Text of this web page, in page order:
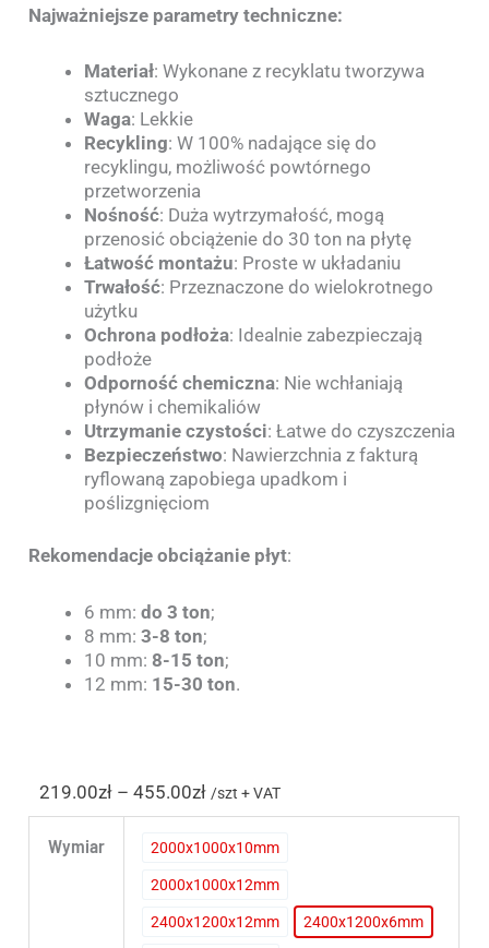
Najważniejsze parametry techniczne:
Materiał: Wykonane z recyklatu tworzywa
sztucznego
Waga: Lekkie
Recykling: W 100% nadające się do
recyklingu, możliwość powtórnego
przetworzenia
Nośność: Duża wytrzymałość, mogą
przenosić obciążenie do 30 ton na płytę
Łatwość montażu: Proste w układaniu
Trwałość: Przeznaczone do wielokrotnego
użytku
Ochrona podłoża: Idealnie zabezpieczają
podłoże
Odporność chemiczna: Nie wchłaniają
płynów i chemikaliów
Utrzymanie czystości: Łatwe do czyszczenia
Bezpieczeństwo: Nawierzchnia z fakturą
ryflowaną zapobiega upadkom i
poślizgnięciom
Rekomendacje obciążanie płyt:
6 mm:do 3 ton;
8 mm:3-8 ton;
10 mm: 8-15 ton;
12 mm: 15-30 ton.
219.00zł – 455.00zł /szt + VAT
Wymiar 2000x1000x10mm2000x1000x10mm
2000x1000x12mm2000x1000x12mm
2400x1200x12mm2400x1200x12mm
2400x1200x6mm